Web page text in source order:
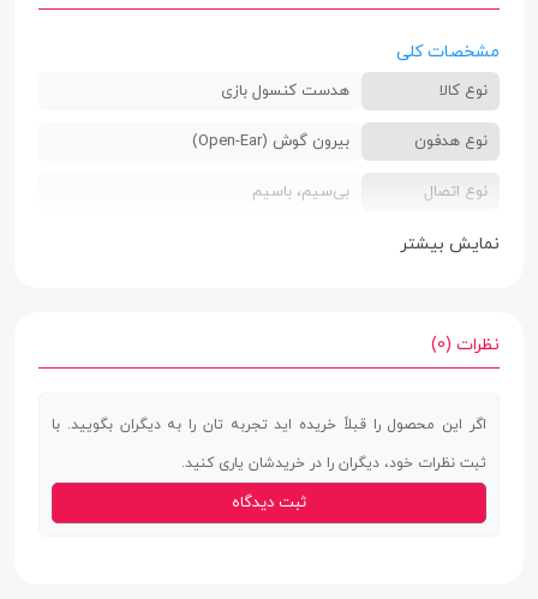
مشخصات کلی
نوع کالا هدست کنسول بازی
نوع هدفون بیرون گوش (Open-Ear)
نوع اتصال بی‌سیم، باسیم
مناسب برای
سازگار با
اقلام همراه
دفترچه راهنما | آداپتور شارژر | کابل شارژ
USB-C
مشخصات فنی
نمایش بیشتر
نظرات (0)
اگر این محصول را قبلاً خریده اید تجربه تان را به دیگران بگویید. با
ثبت نظرات خود، دیگران را در خریدشان یاری کنید.
ثبت دیدگاه